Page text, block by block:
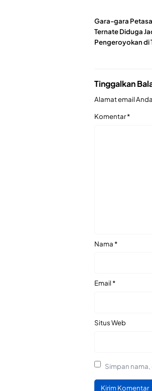
Gara-gara
Ternate Diduga
Pengeroyokan di
Tinggalkan
Alamat email
Komentar*
Nama*
Email*
Situs Web
Simpan